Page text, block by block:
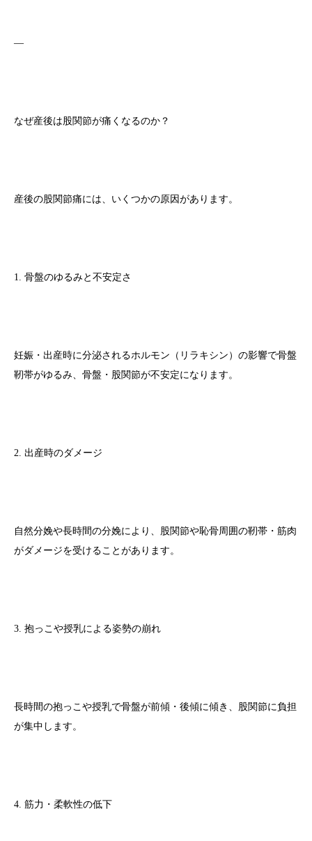
—
なぜ産後は股関節が痛くなるのか？
産後の股関節痛には、いくつかの原因があります。
1. 骨盤のゆるみと不安定さ
妊娠・出産時に分泌されるホルモン（リラキシン）の影響で骨盤
靭帯がゆるみ、骨盤・股関節が不安定になります。
2. 出産時のダメージ
自然分娩や長時間の分娩により、股関節や恥骨周囲の靭帯・筋肉
がダメージを受けることがあります。
3. 抱っこや授乳による姿勢の崩れ
長時間の抱っこや授乳で骨盤が前傾・後傾に傾き、股関節に負担
が集中します。
4. 筋力・柔軟性の低下